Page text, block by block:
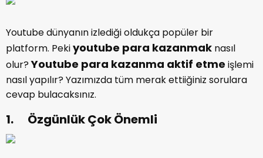
Youtube dünyanın izlediği oldukça popüler bir
platform. Pekiyoutube para kazanmak nasıl
olur?Youtube para kazanma aktif etme işlemi
nasıl yapılır? Yazımızda tüm merak ettiiğiniz sorulara
cevap bulacaksınız.
1. Özgünlük Çok Önemli